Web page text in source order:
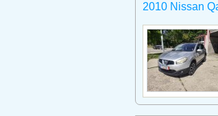
2010 Nissan